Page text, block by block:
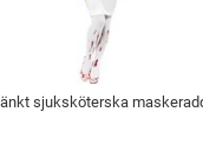
sjuksköterska